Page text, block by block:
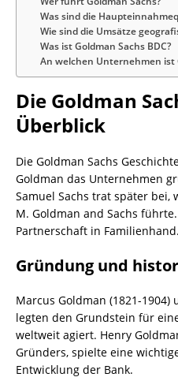
Was sind die
Wie sind die Umsätze
Was ist Goldman Sachs BDC?
An welchen Unternehmen ist
Die Goldman
Überblick
Die Goldman Sachs
Goldman das Unternehmen
Samuel Sachs trat später bei,
M. Goldman and Sachs
Partnerschaft in Familienhand.
Gründung und
Marcus Goldman (1821-1904)
legten den Grundstein für
weltweit agiert. Henry
Gründers, spielte eine
Entwicklung der Bank.